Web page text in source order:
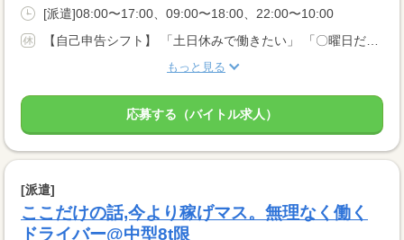
[派遣]08:00〜17:00、09:00〜18:00、22:00〜10:00
もっと見る
応募する（バイトル求人）
[派遣]
ここだけの話,今より稼げマス。無理なく働く
ドライバー@中型8t限